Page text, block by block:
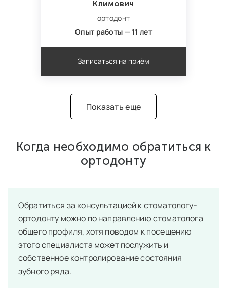
Климович
ортодонт
Опыт работы — 11 лет
Записаться на приём
Показать еще
Когда необходимо обратиться к
ортодонту
Обратиться за консультацией к стоматологу-
ортодонту можно по направлению стоматолога
общего профиля, хотя поводом к посещению
этого специалиста может послужить и
собственное контролирование состояния
зубного ряда.